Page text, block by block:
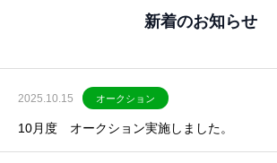
新着のお知らせ
2025.10.15 オークション
10月度 オークション実施しました。